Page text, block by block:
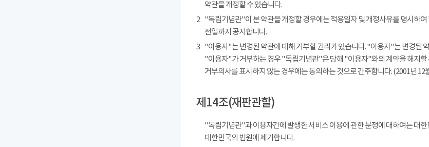
약관을 개정할 수 있습니다.
2 "독립기념관"이 본 약관을 개정할 경우에는 적용일자 및 개정사유를 명시하
전일까지 공지합니다.
3 "이용자"는 변경된 약관에 대해 거부할 권리가 있습니다. "이용자"는 변경된
"이용자"가 거부하는 경우 "독립기념관"은 당해 "이용자"와의 계약을 해지할
거부의사를 표시하지 않는 경우에는 동의하는 것으로 간주합니다. (2001년 12
제14조(재판관할)
"독립기념관"과 이용자간에 발생한 서비스 이용에 관한 분쟁에 대하여는 대
대한민국의 법원에 제기합니다.